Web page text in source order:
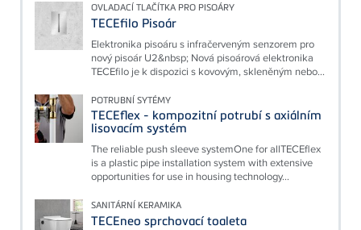
OVLADACÍ TLAČÍTKA PRO PISOÁRY
TECEfilo Pisoár
Elektronika pisoáru s infračerveným senzorem pro
nový pisoár U2&nbsp; Nová pisoárová elektronika
TECEfilo je k dispozici s kovovým, skleněným nebo...
POTRUBNÍ SYTÉMY
TECEflex - kompozitní potrubí s axiálním
lisovacím systém
The reliable push sleeve systemOne for allTECEflex
is a plastic pipe installation system with extensive
opportunities for use in housing technology...
SANITÁRNÍ KERAMIKA
TECEneo sprchovací toaleta